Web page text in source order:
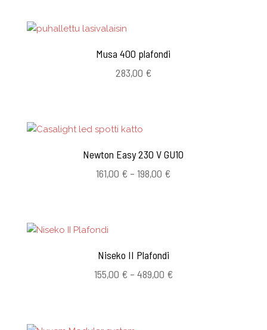
Musa 400 plafondi
283,00 €
Newton Easy 230 V GU10
161,00 € – 198,00 €Hintaluokka:
Niseko II Plafondi
155,00 € – 489,00 €Hintaluokka: